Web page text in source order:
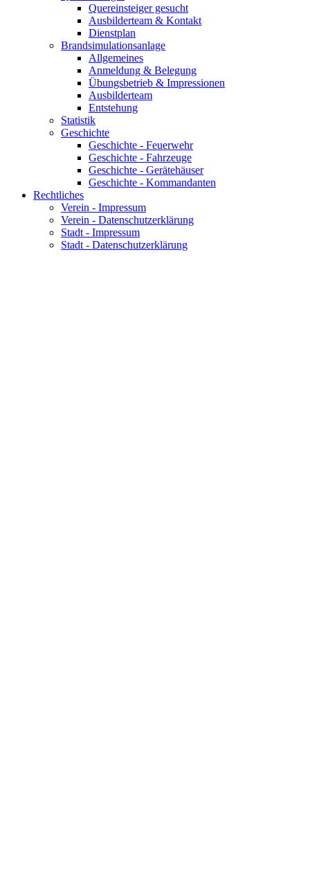
Quereinsteiger gesucht
Ausbilderteam & Kontakt
Dienstplan
Brandsimulationsanlage
Allgemeines
Anmeldung & Belegung
Übungsbetrieb & Impressionen
Ausbilderteam
Entstehung
Statistik
Geschichte
Geschichte - Feuerwehr
Geschichte - Fahrzeuge
Geschichte - Gerätehäuser
Geschichte - Kommandanten
Rechtliches
Verein - Impressum
Verein - Datenschutzerklärung
Stadt - Impressum
Stadt - Datenschutzerklärung